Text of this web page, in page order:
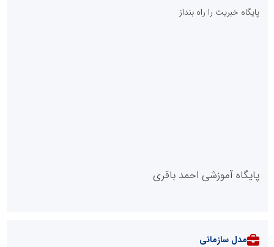
پایگاه خبریت را راه بنداز
پایگاه آموزشی احمد باقری
مدل سازمانی